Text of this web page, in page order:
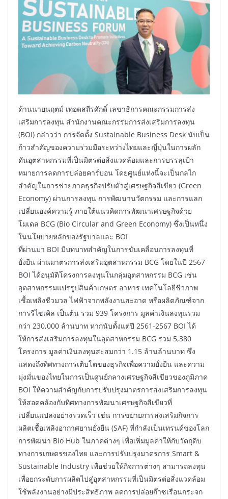
ด้านนายนฤตม์ เทอดสถีรศักดิ์ เลขาธิการคณะกรรมการส่ง
เสริมการลงทุน สำนักงานคณะกรรมการส่งเสริมการลงทุน
(BOI) กล่าวว่า การจัดตั้ง Sustainable Business Desk นับเป็น
ก้าวสำคัญของความร่วมมือระหว่างไทยและญี่ปุ่นในการผลัก
ดันอุตสาหกรรมที่เป็นมิตรต่อสิ่งแวดล้อมและการบรรลุเป้า
หมายการลดการปล่อยคาร์บอน โดยศูนย์แห่งนี้จะเป็นกลไก
สำคัญในการช่วยภาคธุรกิจปรับตัวสู่เศรษฐกิจสีเขียว (Green
Economy) ผ่านการลงทุน การพัฒนานวัตกรรม และการแลก
เปลี่ยนองค์ความรู้ ภายใต้แนวคิดการพัฒนาเศรษฐกิจด้วย
โมเดล BCG (Bio Circular and Green Economy) ซึ่งเป็นหนึ่ง
ในนโยบายหลักของรัฐบาลและ BOI
ที่ผ่านมา BOI มีบทบาทสำคัญในการขับเคลื่อนการลงทุนที่
ยั่งยืน ผ่านมาตรการส่งเสริมอุตสาหกรรม BCG โดยในปี 2567
BOI ได้อนุมัติโครงการลงทุนในกลุ่มอุตสาหกรรม BCG เช่น
อุตสาหกรรมแปรรูปสินค้าเกษตร อาหาร เทคโนโลยีชีวภาพ
เชื้อเพลิงชีวมวล ไฟฟ้าจากพลังงานสะอาด หรือผลิตภัณฑ์จาก
การรีไซเคิล เป็นต้น รวม 939 โครงการ มูลค่าเงินลงทุนรวม
กว่า 230,000 ล้านบาท หากนับตั้งแต่ปี 2561-2567 BOI ได้
ให้การส่งเสริมการลงทุนในอุตสาหกรรม BCG รวม 5,380
โครงการ มูลค่าเงินลงทุนสะสมกว่า 1.15 ล้านล้านบาท ซึ่ง
แสดงถึงทิศทางการเติบโตของธุรกิจเพื่อความยั่งยืน และความ
มุ่งมั่นของไทยในการเป็นศูนย์กลางเศรษฐกิจสีเขียวของภูมิภาค
BOI ให้ความสำคัญกับการปรับปรุงมาตรการส่งเสริมการลงทุน
ให้สอดคล้องกับทิศทางการพัฒนาเศรษฐกิจสีเขียวที่
เปลี่ยนแปลงอย่างรวดเร็ว เช่น การขยายการส่งเสริมกิจการ
ผลิตเชื้อเพลิงอากาศยานยั่งยืน (SAF) ที่กำลังเป็นเทรนด์ของโลก
การพัฒนา Bio Hub ในภาคต่างๆ เพื่อเพิ่มมูลค่าให้กับวัตถุดิบ
ทางการเกษตรของไทย และการปรับปรุงมาตรการ Smart &
Sustainable Industry เพื่อช่วยให้กิจการต่างๆ สามารถลงทุน
เพื่อยกระดับการผลิตไปสู่อุตสาหกรรมที่เป็นมิตรต่อสิ่งแวดล้อม
ใช้พลังงานอย่างมีประสิทธิภาพ ลดการปล่อยก๊าซเรือนกระจก